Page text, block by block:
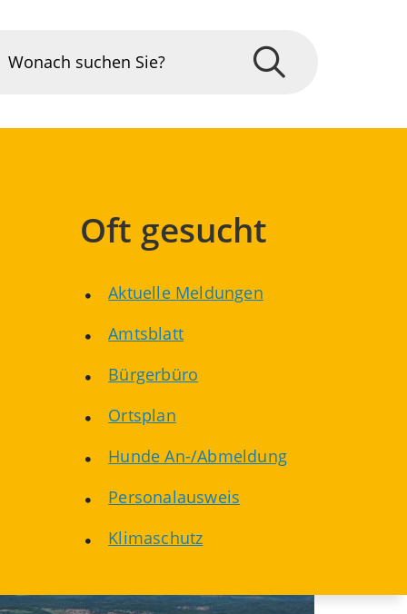
Oft gesucht
Aktuelle Meldungen
Amtsblatt
Bürgerbüro
Ortsplan
Hunde An-/Abmeldung
Personalausweis
Klimaschutz